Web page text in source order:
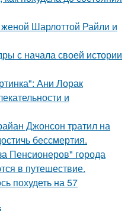
Шарлоттой Райли и
с начала своей истории
Ани Лорак
и
Джонсон тратил на
бессмертия.
Пенсионеров" города
в путешествие.
похудеть на 57